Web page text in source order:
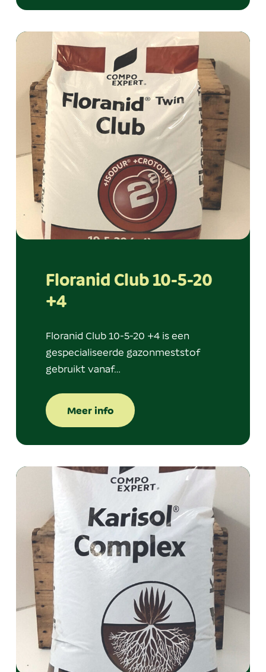
Floranid Club 10-5-20
+4
Floranid Club 10-5-20 +4 is een
gespecialiseerde gazonmeststof
gebruikt vanaf…
Meer info